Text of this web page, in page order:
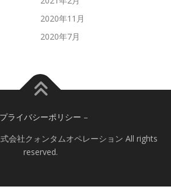
2020年11月
2020年7月
プライバシーポリシー –
会社クォンタムオペレーション All rights
reserved.